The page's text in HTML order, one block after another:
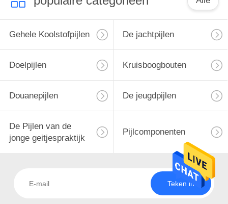
Gehele Koolstofpijlen De jachtpijlen
Doelpijlen Kruisboogbouten
Douanepijlen De jeugdpijlen
De Pijlen van de
jonge geitjespraktijk
Pijlcomponenten
Teken in